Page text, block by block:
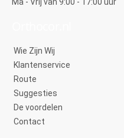
Wie Zijn Wij
Klantenservice
Route
Suggesties
De voordelen
Contact